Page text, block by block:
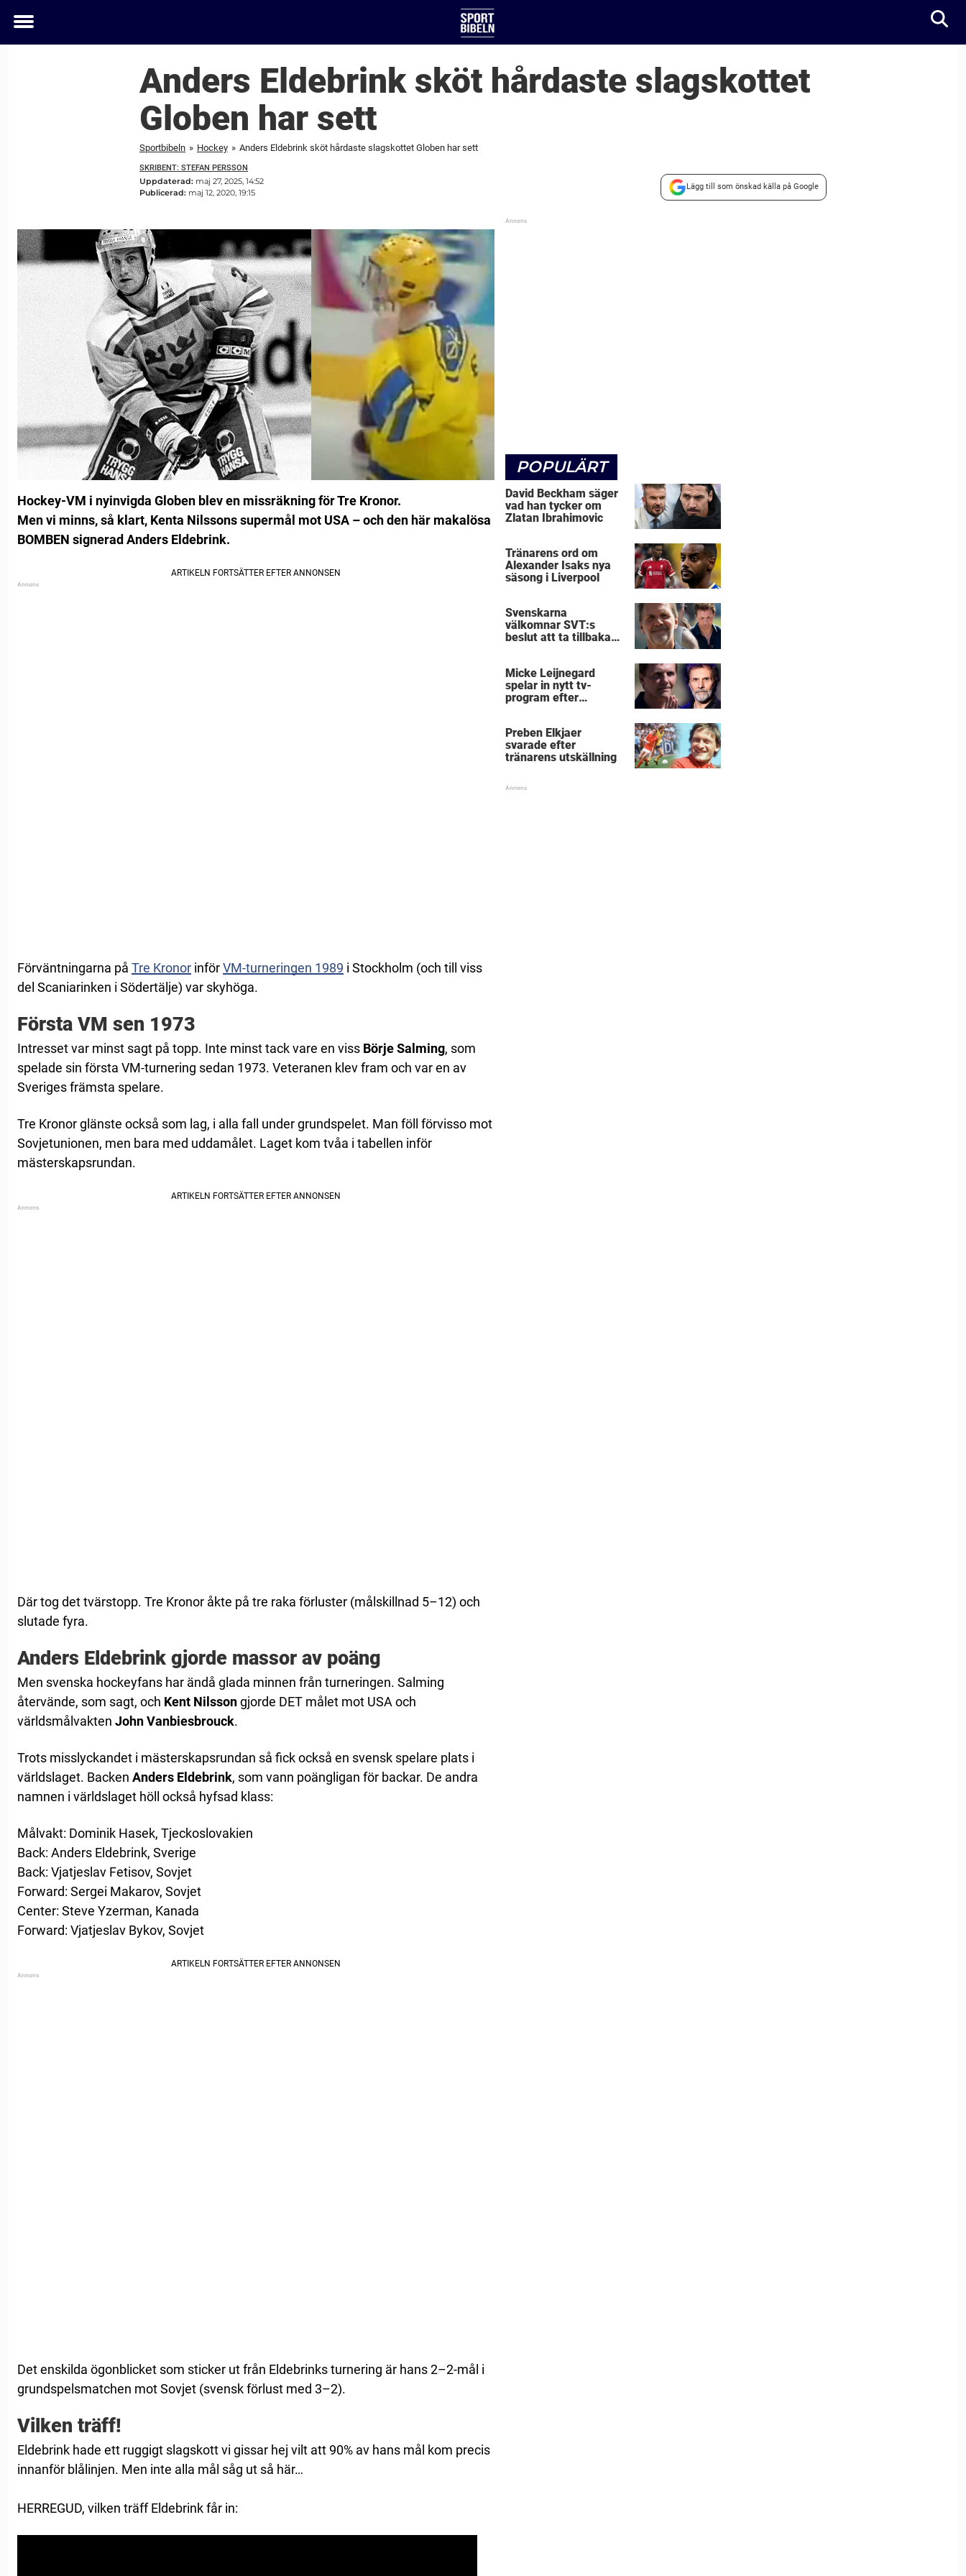
Toggle
Anders Eldebrink sköt hårdaste slagskottet
Globen har sett
Sportbibeln » Hockey » Anders Eldebrink sköt hårdaste slagskottet Globen har sett
SKRIBENT: STEFAN PERSSON
Uppdaterad: maj 27, 2025, 14:52
Publicerad: maj 12, 2020, 19:15
Lägg till som önskad källa på Google
Hockey-VM i nyinvigda Globen blev en missräkning för Tre Kronor.
Men vi minns, så klart, Kenta Nilssons supermål mot USA – och den här makalösa
BOMBEN signerad Anders Eldebrink.
Förväntningarna på Tre Kronor införVM-turneringen 1989 i Stockholm (och till viss
del Scaniarinken i Södertälje) var skyhöga.
Första VM sen 1973
Intresset var minst sagt på topp. Inte minst tack vare en viss Börje Salming, som
spelade sin första VM-turnering sedan 1973. Veteranen klev fram och var en av
Sveriges främsta spelare.
Tre Kronor glänste också som lag, i alla fall under grundspelet. Man föll förvisso mot
Sovjetunionen, men bara med uddamålet. Laget kom tvåa i tabellen inför
mästerskapsrundan.
Där tog det tvärstopp. Tre Kronor åkte på tre raka förluster (målskillnad 5–12) och
slutade fyra.
Anders Eldebrink gjorde massor av poäng
Men svenska hockeyfans har ändå glada minnen från turneringen. Salming
återvände, som sagt, och Kent Nilssongjorde DET målet mot USA och
världsmålvakten John Vanbiesbrouck.
Trots misslyckandet i mästerskapsrundan så fick också en svensk spelare plats i
världslaget. Backen Anders Eldebrink, som vann poängligan för backar. De andra
namnen i världslaget höll också hyfsad klass:
Målvakt: Dominik Hasek, Tjeckoslovakien
Back: Anders Eldebrink, Sverige
Back: Vjatjeslav Fetisov, Sovjet
Forward: Sergei Makarov, Sovjet
Center: Steve Yzerman, Kanada
Forward: Vjatjeslav Bykov, Sovjet
Det enskilda ögonblicket som sticker ut från Eldebrinks turnering är hans 2–2-mål i
grundspelsmatchen mot Sovjet (svensk förlust med 3–2).
Vilken träff!
Eldebrink hade ett ruggigt slagskott vi gissar hej vilt att 90% av hans mål kom precis
innanför blålinjen. Men inte alla mål såg ut så här…
HERREGUD, vilken träff Eldebrink får in:
POPULÄRT
David Beckham säger
vad han tycker om
Zlatan Ibrahimovic
Tränarens ord om
Alexander Isaks nya
säsong i Liverpool
Svenskarna
välkomnar SVT:s
beslut att ta tillbaka
Micke Leijnegard
spelar in nytt tv-
program efter
Preben Elkjaer
svarade efter
tränarens utskällning